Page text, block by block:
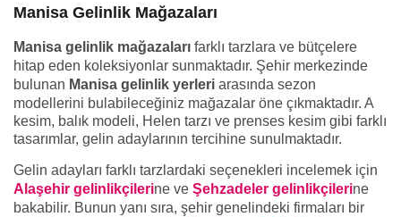
Manisa Gelinlik Mağazaları
Manisa gelinlik mağazaları farklı tarzlara ve bütçelere
hitap eden koleksiyonlar sunmaktadır. Şehir merkezinde
bulunan Manisa gelinlik yerleri arasında sezon
modellerini bulabileceğiniz mağazalar öne çıkmaktadır. A
kesim, balık modeli, Helen tarzı ve prenses kesim gibi farklı
tasarımlar, gelin adaylarının tercihine sunulmaktadır.
Gelin adayları farklı tarzlardaki seçenekleri incelemek için
Alaşehir gelinlikçilerine ve Şehzadeler gelinlikçilerine
bakabilir. Bunun yanı sıra, şehir genelindeki firmaları bir